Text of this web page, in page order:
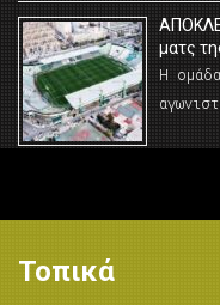
ματς
Η
Τοπικά